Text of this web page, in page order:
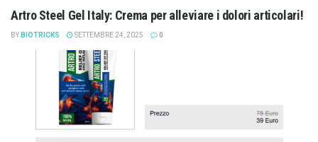
Artro Steel Gel Italy: Crema per alleviare i dolori articolari!
BY BIOTRICKS SETTEMBRE 24, 2025 0